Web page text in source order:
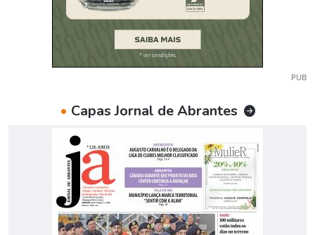
PUB
• Capas Jornal de Abrantes